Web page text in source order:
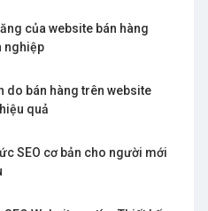
của website bán hàng
nghiệp
do bán hàng trên website
quả
SEO cơ bản cho người mới